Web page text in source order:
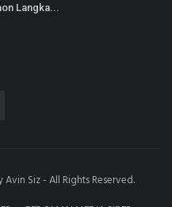
Langka...
Siz - All Rights Reserved.